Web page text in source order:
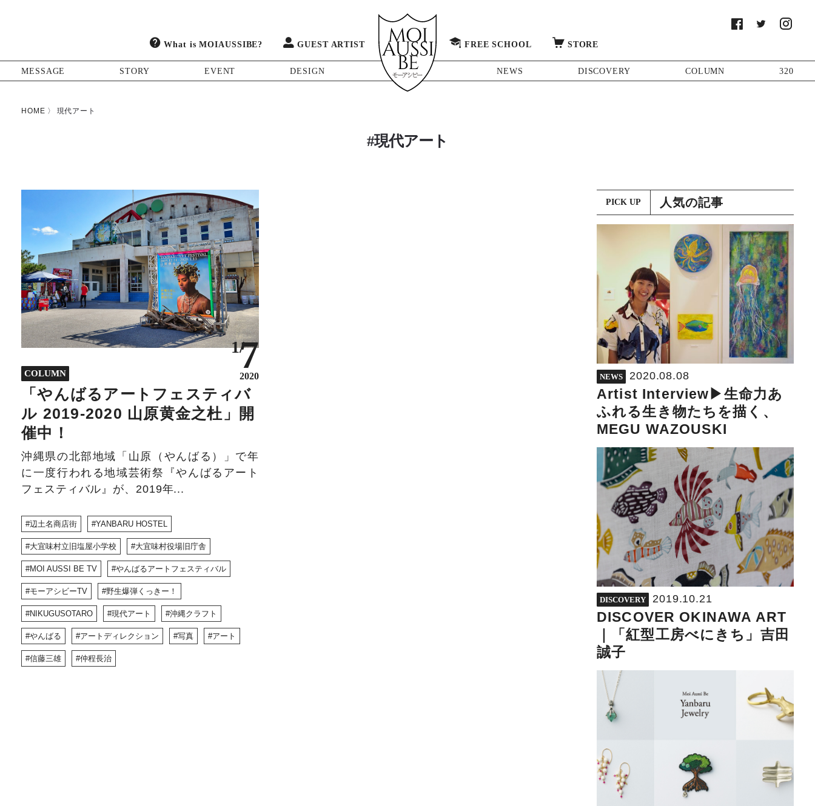
What is MOIAUSSIBE? GUEST ARTIST FREE SCHOOL STORE
MESSAGE STORY EVENT DESIGN NEWS DISCOVERY COLUMN 320
HOME 現代アート
#現代アート
COLUMN
1/7
2020
「やんばるアートフェスティバ
ル 2019-2020 山原黄金之杜」開
催中！
沖縄県の北部地域「山原（やんばる）」で年
に一度行われる地域芸術祭『やんばるアート
フェスティバル』が、2019年...
辺土名商店街 YANBARU HOSTEL
大宜味村立旧塩屋小学校 大宜味村役場旧庁舎
MOI AUSSI BE TV やんばるアートフェスティバル
モーアシビーTV 野生爆弾くっきー！
NIKUGUSOTARO 現代アート 沖縄クラフト
やんばる アートディレクション 写真 アート
信藤三雄 仲程長治
人気の記事
PICK UP
NEWS 2020.08.08
Artist Interview▶︎生命力あ
ふれる生き物たちを描く、
MEGU WAZOUSKI
DISCOVERY 2019.10.21
DISCOVER OKINAWA ART
｜「紅型工房べにきち」吉田
誠子